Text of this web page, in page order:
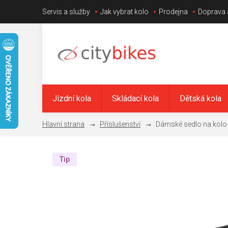
obsah
Servis a služby Jak vybrat kolo Prodejna Doprava
Jízdní kola Skládací kola Dětská kola
Příslušenství Dámské sedlo na
Tip